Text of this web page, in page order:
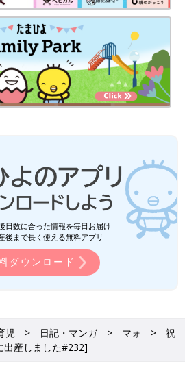
日数に合った情報を毎日お届け
後まで長く使える無料アプリ
ダウンロード
児 日記・マンガ マォ
祝
産しました#232]